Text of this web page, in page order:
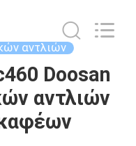
αντλιών
Doosan
αντλιών